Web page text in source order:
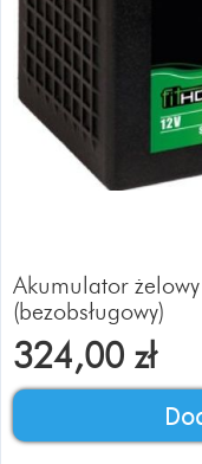
Akumulator
(bezobsługowy)
324,00 zł